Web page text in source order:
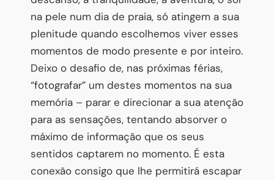
na pele num dia de praia, só atingem a sua
plenitude quando escolhemos viver esses
momentos de modo presente e por inteiro.
Deixo o desafio de, nas próximas férias,
“fotografar” um destes momentos na sua
memória – parar e direcionar a sua atenção
para as sensações, tentando absorver o
máximo de informação que os seus
sentidos captarem no momento. É esta
conexão consigo que lhe permitirá escapar